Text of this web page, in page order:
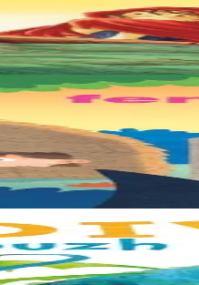
décharge dépourvue de vie
cochons qui vivaient avec